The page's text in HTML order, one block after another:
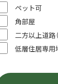
ペット可
角部屋
二方以上道路
低層住居専用